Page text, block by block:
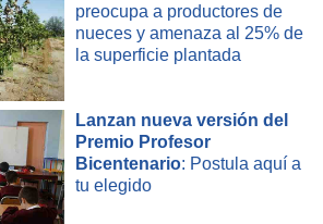
preocupa a productores de
nueces y amenaza al 25% de
la superficie plantada
Lanzan nueva versión del
Premio Profesor
Bicentenario: Postula aquí a
tu elegido